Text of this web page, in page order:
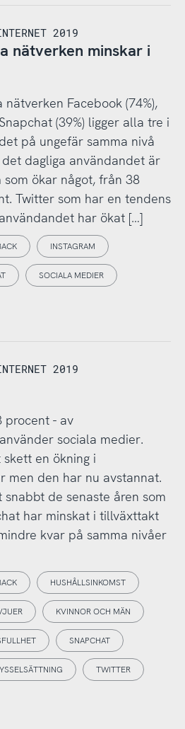
2019
nätverken minskar i
Facebook (74%),
(39%) ligger alla tre i
på ungefär samma nivå
dagliga användandet är
ökar något, från 38
Twitter som har en tendens
har ökat […]
INSTAGRAM
SOCIALA MEDIER
2019
procent - av
sociala medier.
en ökning i
men den har nu avstannat.
de senaste åren som
har minskat i tillväxttakt
kvar på samma nivåer
HUSHÅLLSINKOMST
KVINNOR OCH MÄN
SNAPCHAT
TWITTER